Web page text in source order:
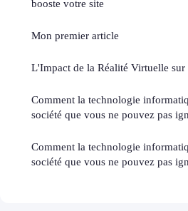
booste votre site
Mon premier article
L'Impact de la Réalité Virtuelle sur
Comment la technologie
société que vous ne pouvez pas
Comment la technologie
société que vous ne pouvez pas